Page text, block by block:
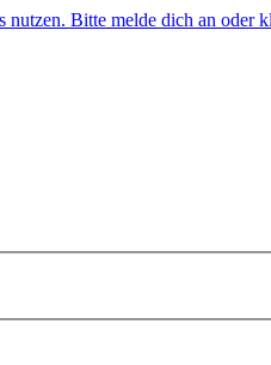
Bitte melde dich an oder